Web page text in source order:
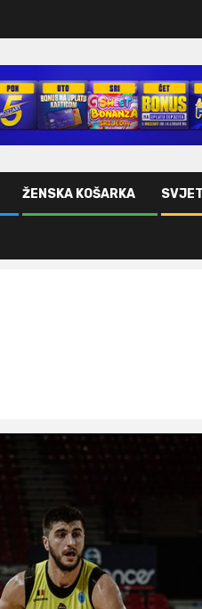
ŽENSKA KOŠARKA